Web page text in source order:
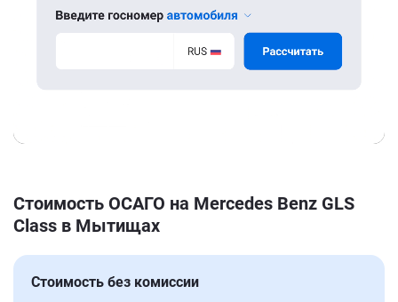
Стоимость ОСАГО на Mercedes Benz GLS
Class в Мытищах
Стоимость без комиссии